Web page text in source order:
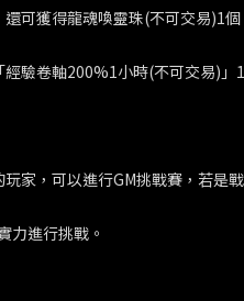
可獲得龍魂喚靈珠(不可交易)1個
驗卷軸200%1小時(不可交易)」1
家，可以進行GM挑戰賽，若是
力進行挑戰。